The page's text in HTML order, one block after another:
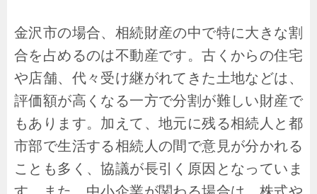
金沢市の場合、相続財産の中で特に大きな割
合を占めるのは不動産です。古くからの住宅
や店舗、代々受け継がれてきた土地などは、
評価額が高くなる一方で分割が難しい財産で
もあります。加えて、地元に残る相続人と都
市部で生活する相続人の間で意見が分かれる
ことも多く、協議が長引く原因となっていま